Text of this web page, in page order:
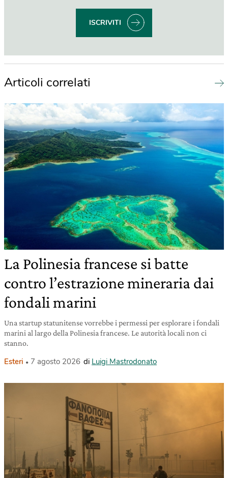
ISCRIVITI
Articoli correlati
La Polinesia francese si batte
contro l’estrazione mineraria dai
fondali marini
Una startup statunitense vorrebbe i permessi per esplorare i fondali
marini al largo della Polinesia francese. Le autorità locali non ci
stanno.
Esteri 7 agosto 2026 di Luigi Mastrodonato